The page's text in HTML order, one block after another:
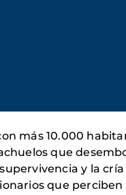
más 10.000
que
y la
que perciben